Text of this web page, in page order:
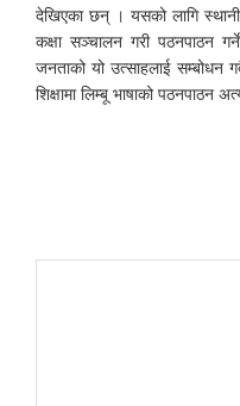
देखिएका छन् । यसको लागि
कक्षा सञ्चालन गरी पठनपाठन
जनताको यो उत्साहलाई सम्बोधन
शिक्षामा लिम्बू भाषाको